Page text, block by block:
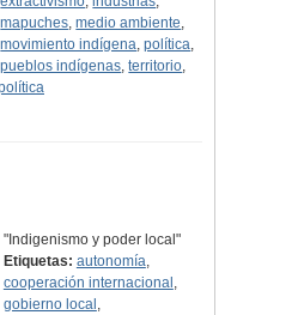
mapuches,medio ambiente,
movimiento indígena,política,
pueblos indígenas,territorio,
"Indigenismo y poder local"
Etiquetas: autonomía,
cooperación internacional ,
gobierno local ,